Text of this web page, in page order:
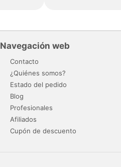
Navegación web
Contacto
¿Quiénes somos?
Estado del pedido
Blog
Profesionales
Afiliados
Cupón de descuento